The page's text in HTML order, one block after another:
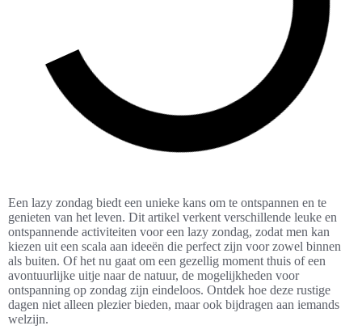
Een lazy zondag biedt een unieke kans om te ontspannen en te
genieten van het leven. Dit artikel verkent verschillende leuke en
ontspannende activiteiten voor een lazy zondag, zodat men kan
kiezen uit een scala aan ideeën die perfect zijn voor zowel binnen
als buiten. Of het nu gaat om een gezellig moment thuis of een
avontuurlijke uitje naar de natuur, de mogelijkheden voor
ontspanning op zondag zijn eindeloos. Ontdek hoe deze rustige
dagen niet alleen plezier bieden, maar ook bijdragen aan iemands
welzijn.